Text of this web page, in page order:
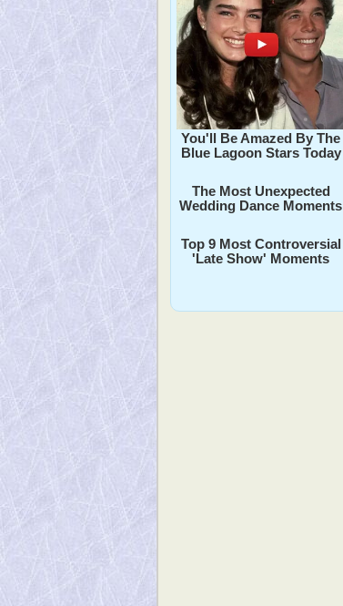
You'll Be Amazed By The
Blue Lagoon Stars Today
The Most Unexpected
Wedding Dance Moments
Top 9 Most Controversial
'Late Show' Moments